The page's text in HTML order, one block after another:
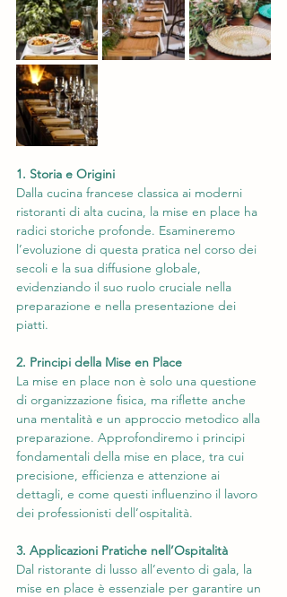
1. Storia e Origini
Dalla cucina francese classica ai moderni
ristoranti di alta cucina, la mise en place ha
radici storiche profonde. Esamineremo
l’evoluzione di questa pratica nel corso dei
secoli e la sua diffusione globale,
evidenziando il suo ruolo cruciale nella
preparazione e nella presentazione dei
piatti.
2. Principi della Mise en Place
La mise en place non è solo una questione
di organizzazione fisica, ma riflette anche
una mentalità e un approccio metodico alla
preparazione. Approfondiremo i principi
fondamentali della mise en place, tra cui
precisione, efficienza e attenzione ai
dettagli, e come questi influenzino il lavoro
dei professionisti dell’ospitalità.
3. Applicazioni Pratiche nell’Ospitalità
Dal ristorante di lusso all’evento di gala, la
mise en place è essenziale per garantire un